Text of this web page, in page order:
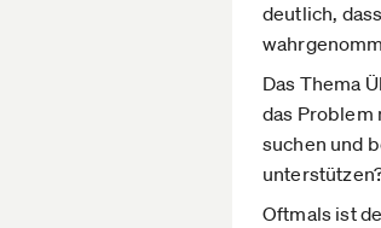
deutlich,
Das Thema
das Problem
suchen und
Oftmals ist